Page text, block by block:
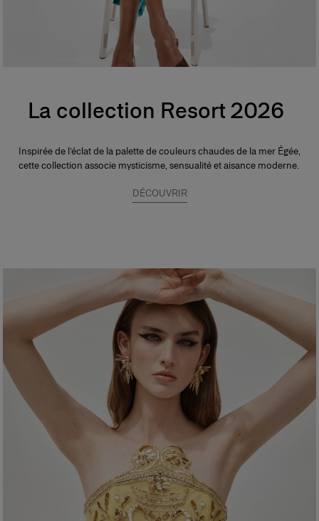
La collection Resort 2026
Inspirée de l’éclat de la palette de couleurs chaudes de la mer Égée,
cette collection associe mysticisme, sensualité et aisance moderne.
DÉCOUVRIR